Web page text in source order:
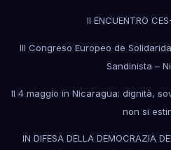
II ENCUENTRO
III Congreso Europeo de
Sandinista –
Il 4 maggio in Nicaragua: dignità,
non si
IN DIFESA DELLA DEMOCRAZIA